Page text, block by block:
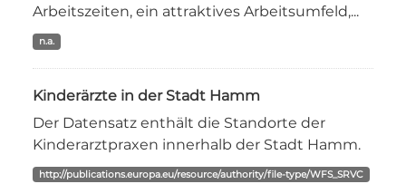
Arbeitszeiten, ein attraktives Arbeitsumfeld,...
n.a.
Kinderärzte in der Stadt Hamm
Der Datensatz enthält die Standorte der
Kinderarztpraxen innerhalb der Stadt Hamm.
http://publications.europa.eu/resource/authority/file-type/WFS_SRVC